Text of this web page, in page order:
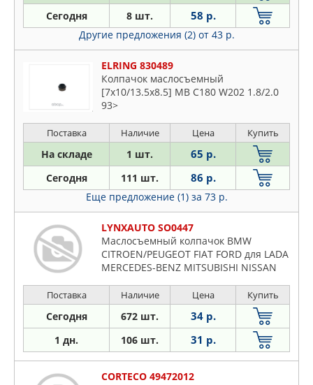
Сегодня 8 шт. 58 р.
Другие предложения (2) от 43 р.
ELRING 830489
Колпачок маслосъемный
[7x10/13.5x8.5] MB С180 W202 1.8/2.0
93>
Поставка Наличие Цена Купить
На складе 1 шт. 65 р.
Сегодня 111 шт. 86 р.
Еще предложение (1) за 73 р.
LYNXAUTO SO0447
Маслосъемный колпачок BMW
CITROEN/PEUGEOT FIAT FORD для LADA
MERCEDES-BENZ MITSUBISHI NISSAN
Поставка Наличие Цена Купить
Сегодня 672 шт. 34 р.
1 дн. 106 шт. 31 р.
CORTECO 49472012